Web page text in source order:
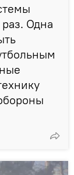
Одна